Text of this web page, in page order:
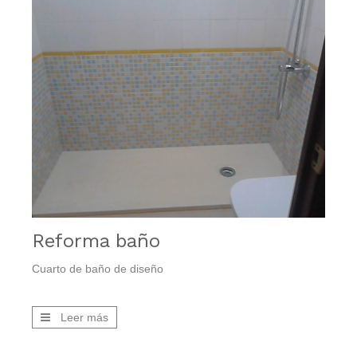
Reforma baño
Cuarto de baño de diseño
Leer más